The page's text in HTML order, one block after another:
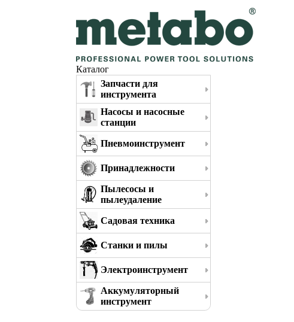
Каталог
Запчасти для
инструмента
Насосы и насосные
станции
Пневмоинструмент
Принадлежности
Пылесосы и
пылеудаление
Садовая техника
Станки и пилы
Электроинструмент
Аккумуляторный
инструмент